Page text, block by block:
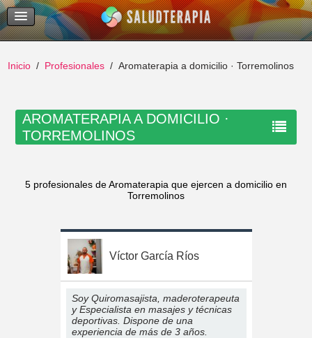
Temas Recientes
Buscar
Inicio Profesionales Aromaterapia a domicilio · Torremolinos
AROMATERAPIA A DOMICILIO ·
TORREMOLINOS
5 profesionales de Aromaterapia que ejercen a domicilio en
Torremolinos
Víctor García Ríos
Soy Quiromasajista, maderoterapeuta
y Especialista en masajes y técnicas
deportivas. Dispone de una
experiencia de más de 3 años.